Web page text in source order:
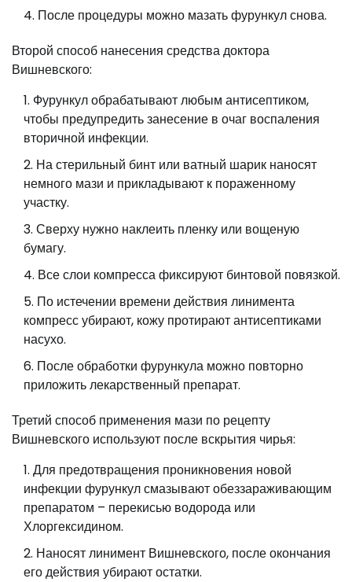
После процедуры можно мазать фурункул снова.
Второй способ нанесения средства доктора
Вишневского:
Фурункул обрабатывают любым антисептиком,
чтобы предупредить занесение в очаг воспаления
вторичной инфекции.
На стерильный бинт или ватный шарик наносят
немного мази и прикладывают к пораженному
участку.
Сверху нужно наклеить пленку или вощеную
бумагу.
Все слои компресса фиксируют бинтовой повязкой.
По истечении времени действия линимента
компресс убирают, кожу протирают антисептиками
насухо.
После обработки фурункула можно повторно
приложить лекарственный препарат.
Третий способ применения мази по рецепту
Вишневского используют после вскрытия чирья:
Для предотвращения проникновения новой
инфекции фурункул смазывают обеззараживающим
препаратом – перекисью водорода или
Хлоргексидином.
Наносят линимент Вишневского, после окончания
его действия убирают остатки.